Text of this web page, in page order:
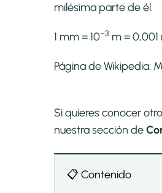
milésima parte de él.
1 mm = 10−3 m = 0,001
Página de Wikipedia:
Si quieres conocer
nuestra sección de
📋 Contenido